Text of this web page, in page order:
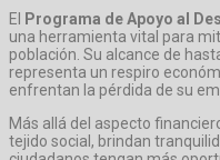
El Programa de Apoyo al
una herramienta vital para
población. Su alcance de
representa un respiro
enfrentan la pérdida de su
Más allá del aspecto
tejido social, brindan